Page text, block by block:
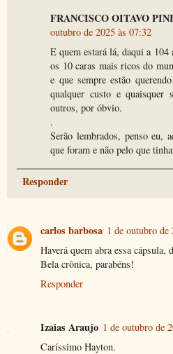
FRANCISCO OITAVO
outubro de 2025 às 07:32
E quem estará lá, daqui a
os 10 caras mais ricos do
e que sempre estão
qualquer custo e quaisquer
outros, por óbvio.
.
Serão lembrados, penso eu,
que foram e não pelo que
Responder
carlos barbosa 1 de outubro de
Haverá quem abra essa cápsula,
Bela crônica, parabéns!
Responder
Izaias Araujo 1 de outubro de
Caríssimo Hayton.